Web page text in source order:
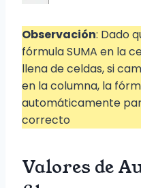
Observación: Dado
fórmula SUMA en la
llena de celdas, si
en la columna, la
automáticamente
correcto
Valores de